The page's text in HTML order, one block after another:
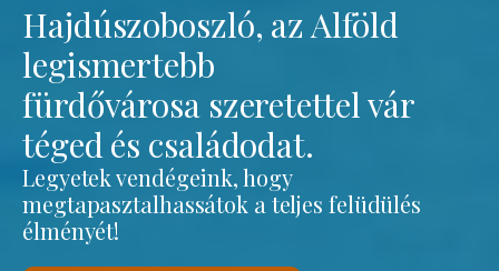
Hajdúszoboszló, az Alföld
legismertebb
fürdővárosa szeretettel vár
téged és családodat.
Legyetek vendégeink, hogy
megtapasztalhassátok a teljes felüdülés
élményét!